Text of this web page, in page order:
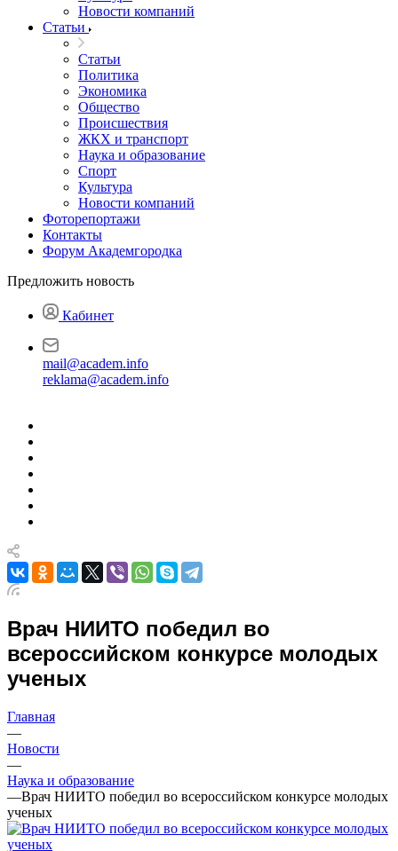
Новости компаний
Статьи
Статьи
Политика
Экономика
Общество
Происшествия
ЖКХ и транспорт
Наука и образование
Спорт
Культура
Новости компаний
Фоторепортажи
Контакты
Форум Академгородка
Предложить новость
Кабинет
mail@academ.info
reklama@academ.info
Врач НИИТО победил во
всероссийском конкурсе молодых
ученых
Главная
—
Новости
—
Наука и образование
—Врач НИИТО победил во всероссийском конкурсе молодых
ученых